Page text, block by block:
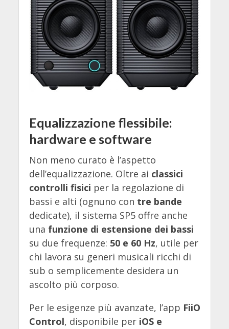
Equalizzazione flessibile:
hardware e software
Non meno curato è l’aspetto
dell’equalizzazione. Oltre ai classici
controlli fisici per la regolazione di
bassi e alti (ognuno con tre bande
dedicate), il sistema SP5 offre anche
una funzione di estensione dei bassi
su due frequenze: 50 e 60 Hz, utile per
chi lavora su generi musicali ricchi di
sub o semplicemente desidera un
ascolto più corposo.
Per le esigenze più avanzate, l’app FiiO
Control, disponibile per iOS e